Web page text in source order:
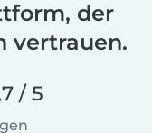
der
vertrauen.
/ 5